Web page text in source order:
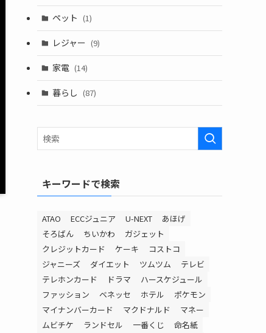
ペット (1)
レジャー (9)
家電 (14)
暮らし (87)
キーワードで検索
ATAO ECCジュニア U-NEXT
あほげ
そろばん
ちいかわ
ガジェット
クレジットカード
ケーキ
コストコ
ジャニーズ
ダイエット ツムツム
テレビ
テレホンカード
ドラマ
ハースケジュール
ファッション
ベネッセ ホテル
ポケモン
マイナンバーカード
マクドナルド
マネー
ムビチケ
ランドセル 一番くじ
命名紙